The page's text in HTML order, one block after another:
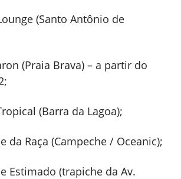
(Santo Antônio de
(Praia Brava) – a partir do
(Barra da Lagoa);
da Raça (Campeche / Oceanic);
Estimado (trapiche da Av.